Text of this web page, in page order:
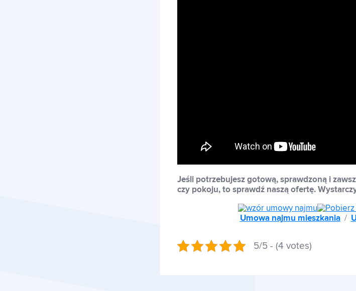
Jeśli potrzebujesz gotową, sprawdzoną i
czy pokoju, to sprawdź naszą ofertę.
Umowa najmu mieszkania/
5/5 - (4 votes)